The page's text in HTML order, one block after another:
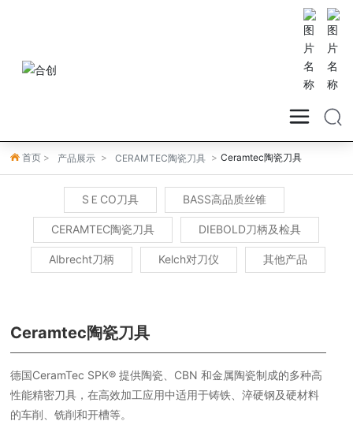
首页 产品展示 CERAMTEC陶瓷刀具 Ceramtec陶瓷刀具
SＥCO刀具 BASS高品质丝锥
CERAMTEC陶瓷刀具 DIEBOLD刀柄及检具
Albrecht刀柄 Kelch对刀仪 其他产品
Ceramtec陶瓷刀具
德国CeramTec SPK® 提供陶瓷、CBN 和金属陶瓷制成的多种高
性能精密刀具，在高效加工应用中适用于铸铁、淬硬钢及硬材料
的车削、铣削和开槽等。